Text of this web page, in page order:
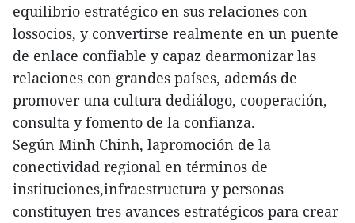
equilibrio estratégico en sus relaciones con
lossocios, y convertirse realmente en un puente
de enlace confiable y capaz dearmonizar las
relaciones con grandes países, además de
promover una cultura dediálogo, cooperación,
consulta y fomento de la confianza.
Según Minh Chinh, lapromoción de la
conectividad regional en términos de
instituciones,infraestructura y personas
constituyen tres avances estratégicos para crear